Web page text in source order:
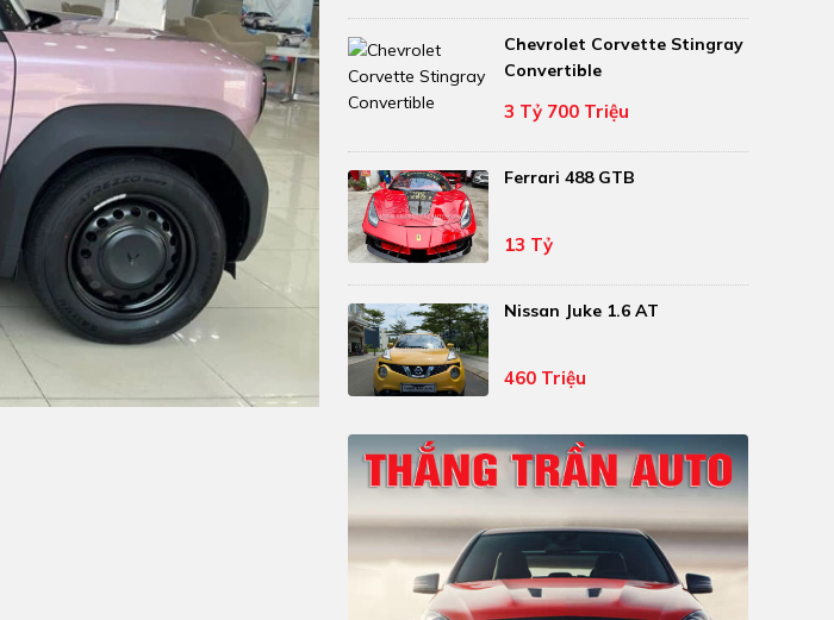
Chevrolet Corvette Stingray
Convertible
3 Tỷ 700 Triệu
Ferrari 488 GTB
13 Tỷ
Nissan Juke 1.6 AT
460 Triệu